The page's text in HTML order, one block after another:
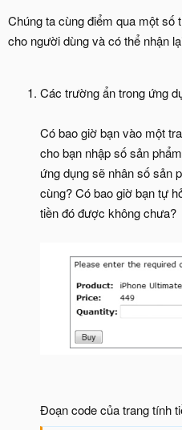
Chúng ta cùng điểm qua một số
cho người dùng và có thể nhận
Các trường ẩn trong ứng
Có bao giờ bạn vào một
cho bạn nhập số sản
ứng dụng sẽ nhân số sản
cùng? Có bao giờ bạn tự
tiền đó được không chưa?
Đoạn code của trang tính